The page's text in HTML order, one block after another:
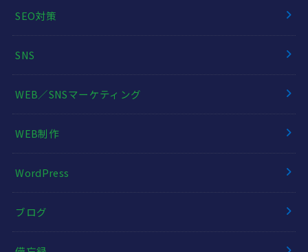
SEO対策
SNS
WEB／SNSマーケティング
WEB制作
WordPress
ブログ